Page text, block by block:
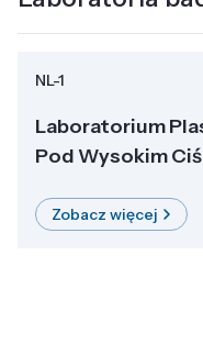
NL-1
Laboratorium
Pod Wysokim
Zobacz więcej